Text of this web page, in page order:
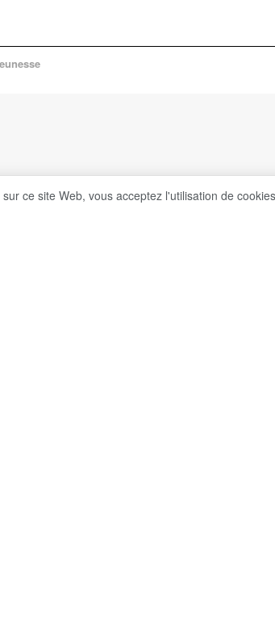
ce site Web, vous acceptez l'utilisation de